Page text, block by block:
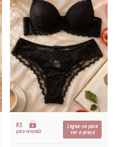
R$
para revenda
Logue-se para
ver o preço